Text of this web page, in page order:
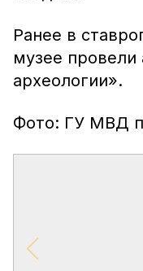
Ранее в
музее
археологии».
Фото: ГУ МВД